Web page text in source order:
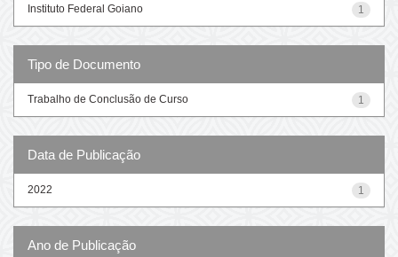
1
Instituto Federal Goiano
Tipo de Documento
1
Trabalho de Conclusão de Curso
Data de Publicação
1
2022
Ano de Publicação